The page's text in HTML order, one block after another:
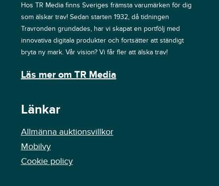
Hos TR Media finns Sveriges främsta varumärken för dig
som älskar trav! Sedan starten 1932, då tidningen
Travronden grundades, har vi skapat en portfölj med
innovativa digitala produkter och fortsätter att ständigt
bryta ny mark. Vår vision? Vi får fler att älska trav!
Läs mer om TR Media
Länkar
Allmänna auktionsvillkor
Mobilvy
Cookie policy